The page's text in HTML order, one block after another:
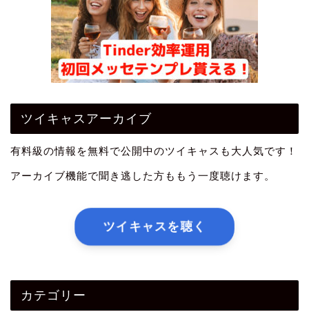
ツイキャスアーカイブ
有料級の情報を無料で公開中のツイキャスも大人気です！
アーカイブ機能で聞き逃した方ももう一度聴けます。
ツイキャスを聴く
カテゴリー